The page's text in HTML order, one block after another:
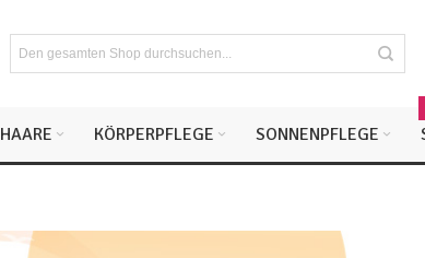
HAARE KÖRPERPFLEGE SONNENPFLEGE